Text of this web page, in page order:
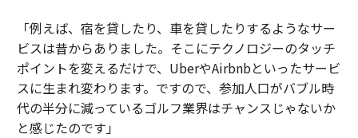
「例えば、宿を貸したり、車を貸したりするようなサー
ビスは昔からありました。そこにテクノロジーのタッチ
ポイントを変えるだけで、UberやAirbnbといったサービ
スに生まれ変わります。ですので、参加人口がバブル時
代の半分に減っているゴルフ業界はチャンスじゃないか
と感じたのです」